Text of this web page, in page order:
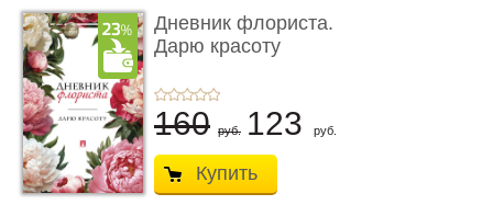
Дневник флориста.
Дарю красоту
160 руб. 123 руб.
Купить